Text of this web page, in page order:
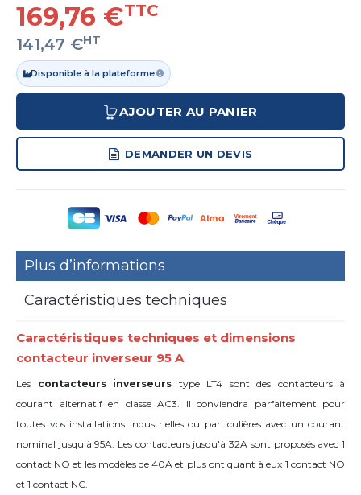
169,76 €TTC
141,47 €HT
Disponible à la plateforme
AJOUTER AU PANIER
DEMANDER UN DEVIS
Plus d’informations
Caractéristiques techniques
Caractéristiques techniques et dimensions
contacteur inverseur 95 A
Les contacteurs inverseurs type LT4 sont des contacteurs à
courant alternatif en classe AC3. Il conviendra parfaitement pour
toutes vos installations industrielles ou particulières avec un courant
nominal jusqu'à 95A. Les contacteurs jusqu'à 32A sont proposés avec 1
contact NO et les modèles de 40A et plus ont quant à eux 1 contact NO
et 1 contact NC.